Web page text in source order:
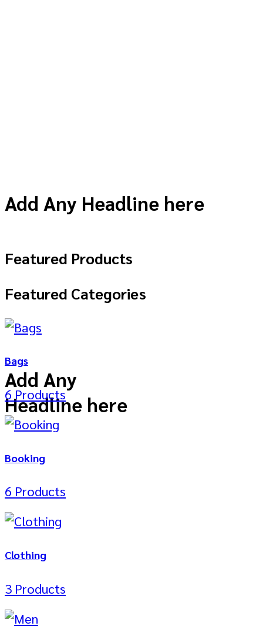
Add Any Headline here
Add Any
Headline here
Featured Products
Featured Categories
Bags
6 Products
Booking
6 Products
Clothing
3 Products